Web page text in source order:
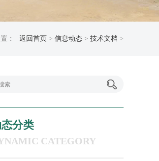
： 返回首页 > 信息动态 > 技术文档 >
分类
CATEGORY